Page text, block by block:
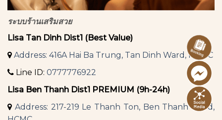
ระบบร้านเสริมสวย
Lisa Tan Dinh Dist1 (Best Value)
Address: 416A Hai Ba Trung, Tan Dinh Ward, HCMC
Line ID: 0777776922
Lisa Ben Thanh Dist1 PREMIUM (9h-24h)
Address: 217-219 Le Thanh Ton, Ben Thanh Ward,